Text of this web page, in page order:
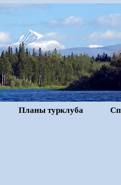
Планы турклуба